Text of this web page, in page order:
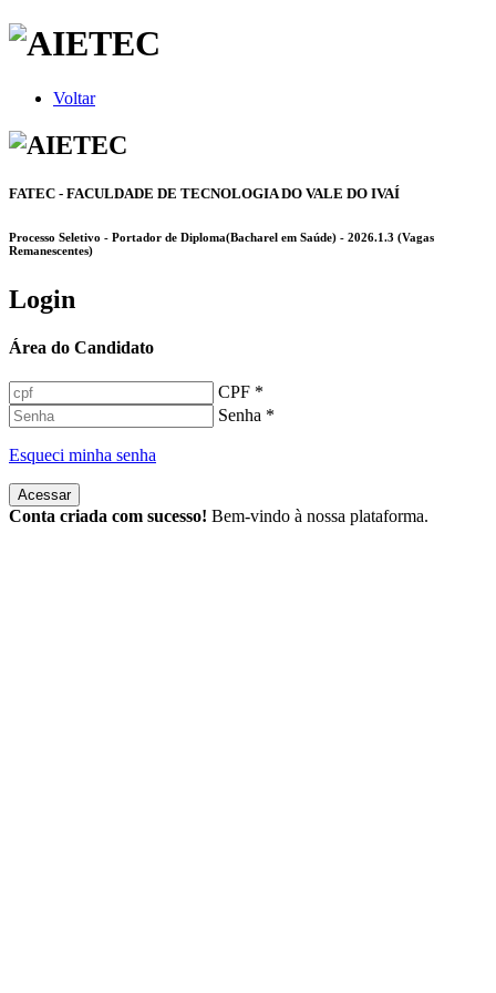
Voltar
FATEC - FACULDADE DE TECNOLOGIA DO VALE DO IVAÍ
Processo Seletivo - Portador de Diploma(Bacharel em Saúde) - 2026.1.3 (Vagas
Remanescentes)
Login
Área do Candidato
CPF *
Senha *
Esqueci minha senha
Acessar
Conta criada com sucesso! Bem-vindo à nossa plataforma.